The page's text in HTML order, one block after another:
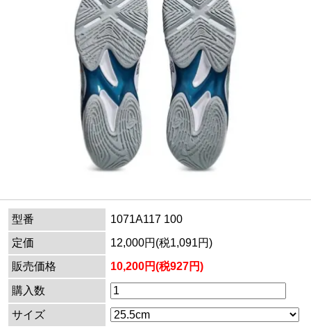
型番
1071A117 100
定価
12,000円(税1,091円)
販売価格
10,200円(税927円)
購入数
サイズ